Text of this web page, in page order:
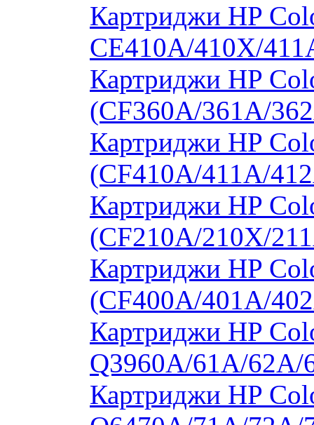
Картриджи HP
CE410A/410X/
Картриджи HP
(CF360A/361A/
Картриджи HP
(CF410A/411A/
Картриджи HP
(CF210A/210X/
Картриджи HP
(CF400A/401A/
Картриджи HP
Q3960A/61A/
Картриджи HP